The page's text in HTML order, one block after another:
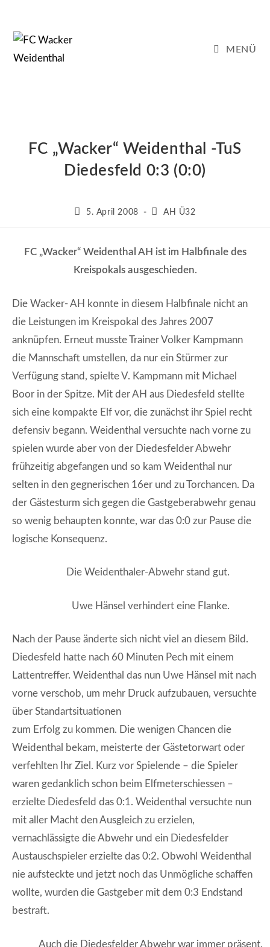
springen
MENÜ
FC „Wacker“ Weidenthal -TuS
Diedesfeld 0:3 (0:0)
Beitrag
5. April 2008
Beitrags-
AH Ü32
FC „Wacker“ Weidenthal AH ist im Halbfinale des
Kreispokals ausgeschieden.
Die Wacker- AH konnte in diesem Halbfinale nicht an
die Leistungen im Kreispokal des Jahres 2007
anknüpfen. Erneut musste Trainer Volker Kampmann
die Mannschaft umstellen, da nur ein Stürmer zur
Verfügung stand, spielte V. Kampmann mit Michael
Boor in der Spitze. Mit der AH aus Diedesfeld stellte
sich eine kompakte Elf vor, die zunächst ihr Spiel recht
defensiv begann. Weidenthal versuchte nach vorne zu
spielen wurde aber von der Diedesfelder Abwehr
frühzeitig abgefangen und so kam Weidenthal nur
selten in den gegnerischen 16er und zu Torchancen. Da
der Gästesturm sich gegen die Gastgeberabwehr genau
so wenig behaupten konnte, war das 0:0 zur Pause die
logische Konsequenz.
Die Weidenthaler-Abwehr stand gut.
Uwe Hänsel verhindert eine Flanke.
Nach der Pause änderte sich nicht viel an diesem Bild.
Diedesfeld hatte nach 60 Minuten Pech mit einem
Lattentreffer. Weidenthal das nun Uwe Hänsel mit nach
vorne verschob, um mehr Druck aufzubauen, versuchte
über Standartsituationen
zum Erfolg zu kommen. Die wenigen Chancen die
Weidenthal bekam, meisterte der Gästetorwart oder
verfehlten Ihr Ziel. Kurz vor Spielende – die Spieler
waren gedanklich schon beim Elfmeterschiessen –
erzielte Diedesfeld das 0:1. Weidenthal versuchte nun
mit aller Macht den Ausgleich zu erzielen,
vernachlässigte die Abwehr und ein Diedesfelder
Austauschspieler erzielte das 0:2. Obwohl Weidenthal
nie aufsteckte und jetzt noch das Unmögliche schaffen
wollte, wurden die Gastgeber mit dem 0:3 Endstand
bestraft.
Auch die Diedesfelder Abwehr war immer präsent.